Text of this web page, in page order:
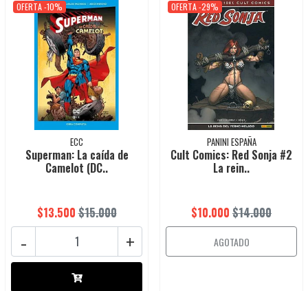
OFERTA -10%
ECC
Superman: La caída de
Camelot (DC..
$13.500$15.000
+
-
OFERTA -29%
PANINI ESPAÑA
Cult Comics: Red Sonja #2
La rein..
$10.000 $14.000
AGOTADO